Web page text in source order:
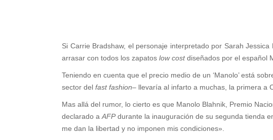
Si Carrie Bradshaw, el personaje interpretado por Sarah
arrasar con todos los zapatos low costdiseñados por el español
Teniendo en cuenta que el precio medio de un ‘Manolo’ está
sector del fast fashion– llevaría al infarto a muchas, la primera a
Mas allá del rumor, lo cierto es que Manolo Blahnik, Premio
declarado a AFPdurante la inauguración de su segunda tienda
me dan la libertad y no imponen mis condiciones».